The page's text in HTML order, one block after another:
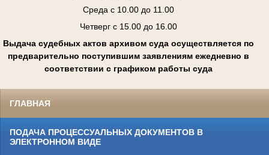
Среда с 10.00 до 11.00
Четверг с 15.00 до 16.00
Выдача судебных актов архивом суда осуществляется по
предварительно поступившим заявлениям ежедневно в
соответствии с графиком работы суда
ГЛАВНАЯ
ПОДАЧА ПРОЦЕССУАЛЬНЫХ ДОКУМЕНТОВ В
ЭЛЕКТРОННОМ ВИДЕ